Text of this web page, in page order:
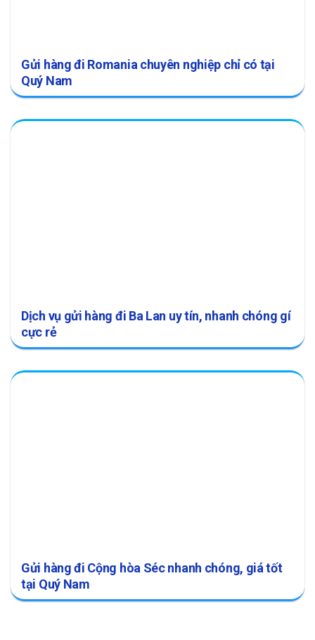
Gửi hàng đi Romania chuyên nghiệp chỉ có tại
Quý Nam
Dịch vụ gửi hàng đi Ba Lan uy tín, nhanh chóng gí
cực rẻ
Gửi hàng đi Cộng hòa Séc nhanh chóng, giá tốt
tại Quý Nam